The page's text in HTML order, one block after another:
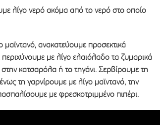
λίγο νερό ακόμα από το νερό στο οποίο
ανακατεύουμε προσεκτικά
με λίγο ελαιόλαδο τα ζυμαρικά
κατσαρόλα ή το τηγάνι. Σερβίρουμε τη
τη γαρνίρουμε με λίγο μαϊντανό, την
με φρεσκοτριμμένο πιπέρι.